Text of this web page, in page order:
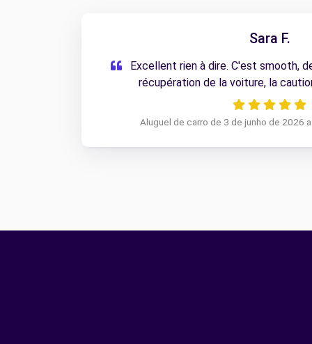
Sara F.
Excellent rien à dire. C'est smooth,
récupération de la voiture, la
Aluguel de carro de 3 de junho de 2026